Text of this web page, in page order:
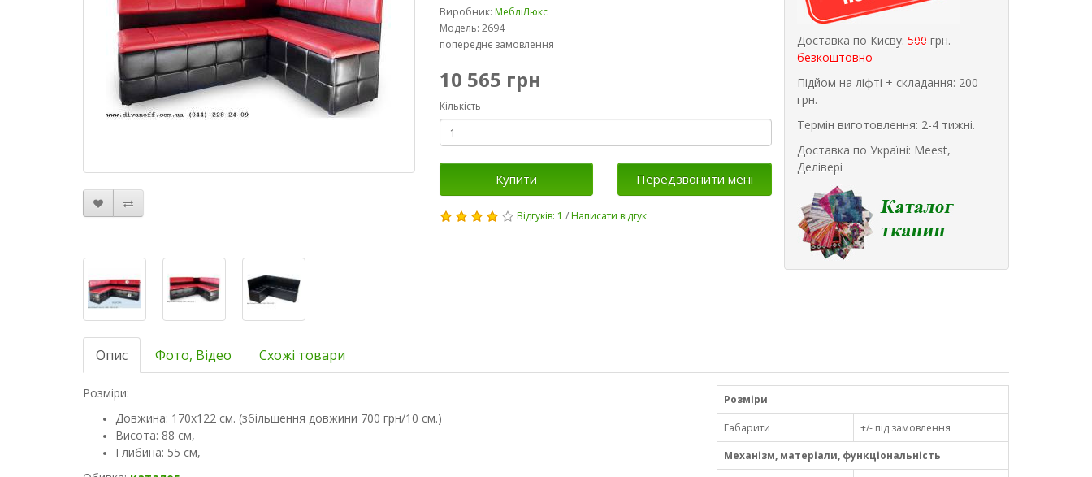
Виробник: МебліЛюкс
Модель: 2694
попереднє замовлення
10 565 грн
Кількість
Купити Передзвонити мені
Відгуків: 1 /Написати відгук
Доставка по Києву:500грн.
безкоштовно
Підйом на ліфті + складання: 200
грн.
Термін виготовлення: 2-4 тижні.
Доставка по Україні: Meest,
Делівері
Опис Фото, Відео Схожі товари
Розміри:
Довжина: 170х122 см. (збільшення довжини 700 грн/10 см.)
Висота: 88 см,
Глибина: 55 см,
Розміри
Габарити
+/- під замовлення
Механізм, матеріали, функціональність